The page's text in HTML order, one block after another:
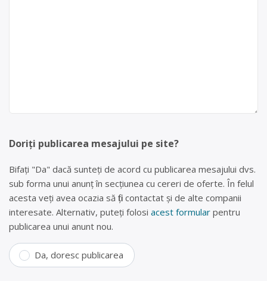
Doriți publicarea mesajului pe site?
Bifați "Da" dacă sunteți de acord cu publicarea mesajului dvs.
sub forma unui anunț în secțiunea cu cereri de oferte. În felul
acesta veți avea ocazia să fiți contactat și de alte companii
interesate. Alternativ, puteți folosi acest formular pentru
publicarea unui anunt nou.
Da, doresc publicarea